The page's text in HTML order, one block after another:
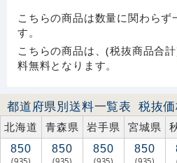
こちらの商品は数量に関わらず
す。
こちらの商品は、(税抜商品合
料無料となります。
都道府県別送料一覧表 税抜
北海道
青森県 岩手県 宮城県
850 850 850 850